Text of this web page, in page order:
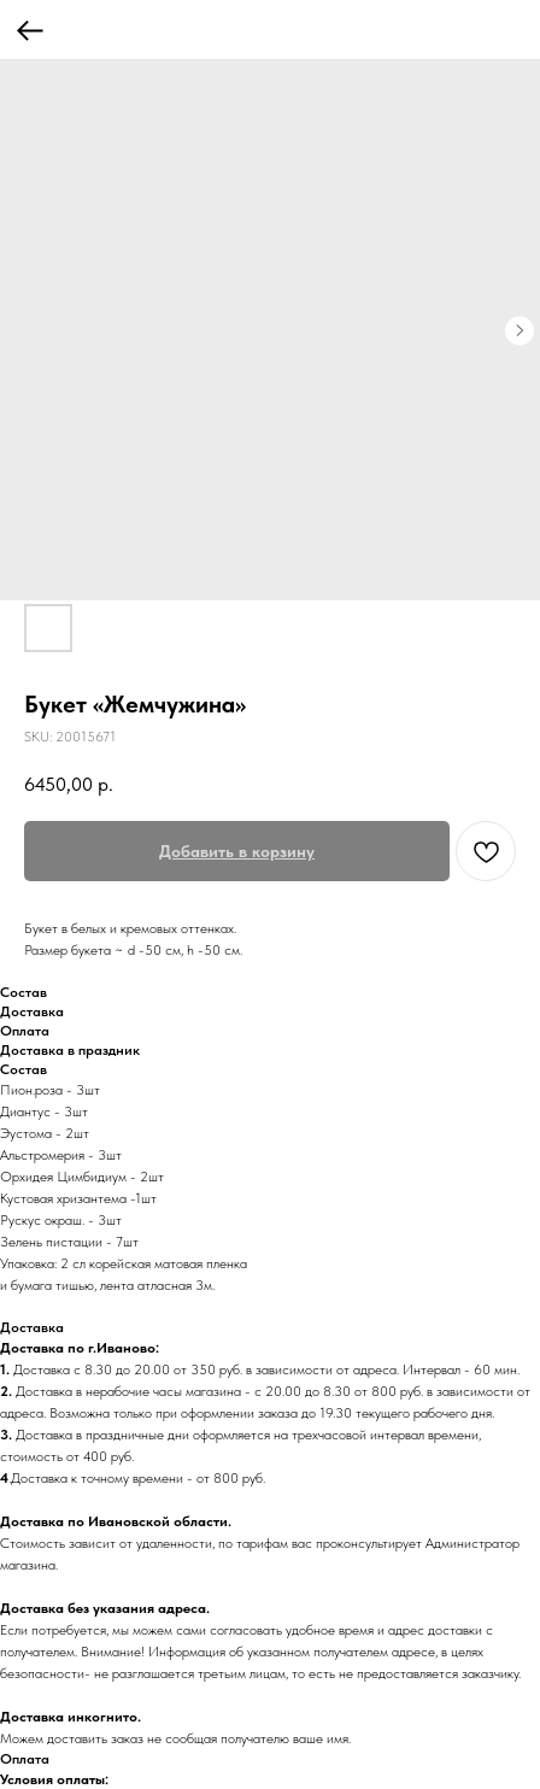
Букет «Жемчужина»
SKU: 20015671
6450,00 р.
Добавить в корзину
Букет в белых и кремовых оттенках.
Размер букета ~ d -50 см, h -50 см.
Состав
Доставка
Оплата
Доставка в праздник
Состав
Пион.роза - 3шт
Диантус - 3шт
Эустома - 2шт
Альстромерия - 3шт
Орхидея Цимбидиум - 2шт
Кустовая хризантема -1шт
Рускус окраш. - 3шт
Зелень пистации - 7шт
Упаковка: 2 сл корейская матовая пленка
и бумага тишью, лента атласная 3м.
Доставка
Доставка по г.Иваново:
1. Доставка с 8.30 до 20.00 от 350 руб. в зависимости от адреса. Интервал - 60 мин.
2. Доставка в нерабочие часы магазина - с 20.00 до 8.30 от 800 руб. в зависимости от
адреса. Возможна только при оформлении заказа до 19.30 текущего рабочего дня.
3. Доставка в праздничные дни оформляется на трехчасовой интервал времени,
стоимость от 400 руб.
4.Доставка к точному времени - от 800 руб.
Доставка по Ивановской области.
Стоимость зависит от удаленности, по тарифам вас проконсультирует Администратор
магазина.
Доставка без указания адреса.
Если потребуется, мы можем сами согласовать удобное время и адрес доставки с
получателем. Внимание! Информация об указанном получателем адресе, в целях
безопасности- не разглашается третьим лицам, то есть не предоставляется заказчику.
Доставка инкогнито.
Можем доставить заказ не сообщая получателю ваше имя.
Оплата
Условия оплаты: